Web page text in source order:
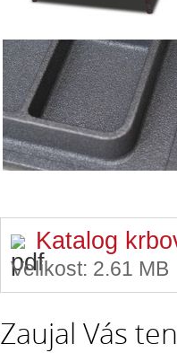
Katalog
Velikost: 2.61 MB
Zaujal Vás